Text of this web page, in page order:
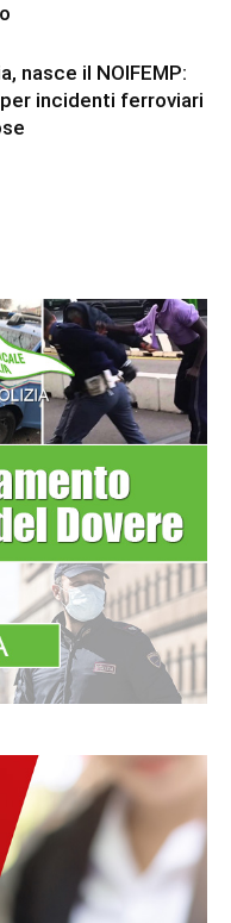
nasce il NOIFEMP:
incidenti ferroviari